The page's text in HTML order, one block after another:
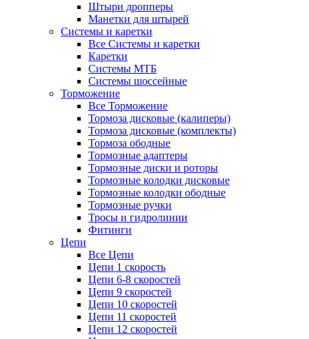
Штыри дропперы
Манетки для штырей
Системы и каретки
Все Системы и каретки
Каретки
Системы МТБ
Системы шоссейные
Торможение
Все Торможение
Тормоза дисковые (калиперы)
Тормоза дисковые (комплекты)
Тормоза ободные
Тормозные адаптеры
Тормозные диски и роторы
Тормозные колодки дисковые
Тормозные колодки ободные
Тормозные ручки
Тросы и гидролинии
Фитинги
Цепи
Все Цепи
Цепи 1 скорость
Цепи 6-8 скоростей
Цепи 9 скоростей
Цепи 10 скоростей
Цепи 11 скоростей
Цепи 12 скоростей